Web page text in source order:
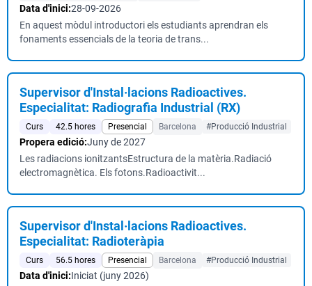
Data d'inici:28-09-2026
En aquest mòdul introductori els estudiants aprendran els
fonaments essencials de la teoria de trans...
Supervisor d'Instal·lacions Radioactives.
Especialitat: Radiografia Industrial (RX)
Curs 42.5 hores Presencial Barcelona #Producció Industrial
Propera edició:Juny de 2027
Les radiacions ionitzantsEstructura de la matèria.Radiació
electromagnètica. Els fotons.Radioactivit...
Supervisor d'Instal·lacions Radioactives.
Especialitat: Radioteràpia
Curs 56.5 hores Presencial Barcelona #Producció Industrial
Data d'inici:Iniciat (juny 2026)